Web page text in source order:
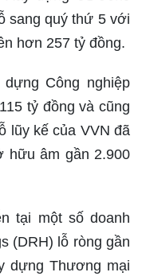
sang quý thứ 5 với
hơn 257 tỷ đồng.
Công nghiệp
tỷ đồng và cũng
lũy kế của VVN đã
hữu âm gần 2.900
tại một số doanh
(DRH) lỗ ròng gần
dựng Thương mại